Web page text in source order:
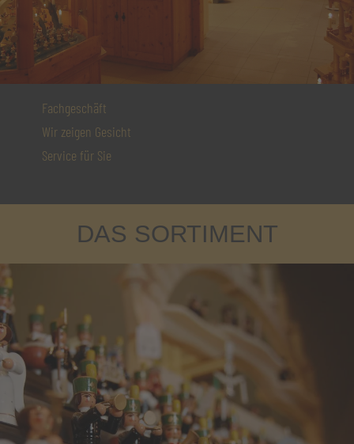
Fachgeschäft
Wir zeigen Gesicht
Service für Sie
DAS SORTIMENT